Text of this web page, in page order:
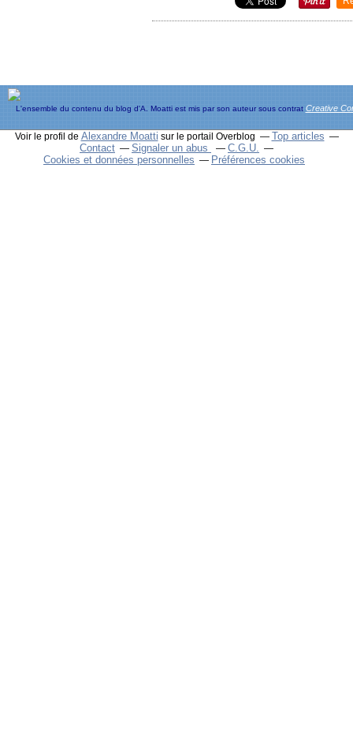
L'ensemble du contenu du blog d'A. Moatti est mis par son auteur sous contrat Creative
Voir le profil de Alexandre Moatti sur le portail Overblog
Top articles
Contact
Signaler un abus
C.G.U.
Cookies et données personnelles
Préférences cookies